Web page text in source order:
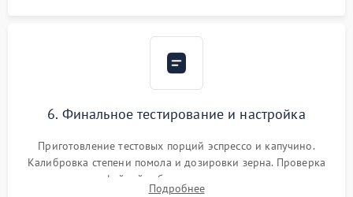
6. Финальное тестирование и настройка
Приготовление тестовых порций эспрессо и капучино.
Калибровка степени помола и дозировки зерна. Проверка
плотности кофейной таблетки, температуры напитка и
Подробнее